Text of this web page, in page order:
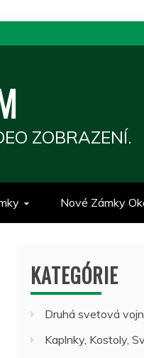
ZOBRAZENÍ.
Nové Zámky
KATEGÓRIE
Druhá svetová
Kaplnky, Kostoly,